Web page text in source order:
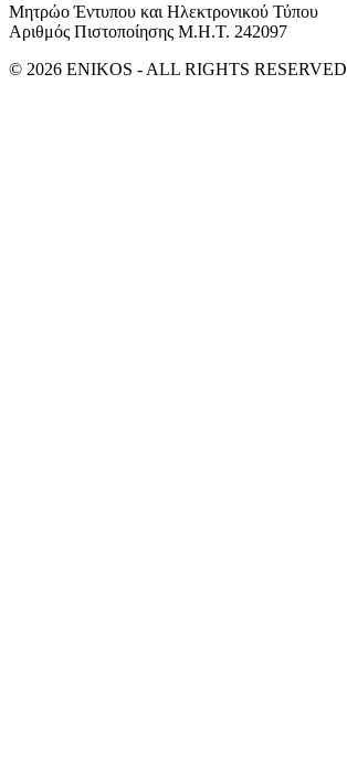
Μητρώο Έντυπου και Ηλεκτρονικού Τύπου
Αριθμός Πιστοποίησης Μ.Η.Τ. 242097
© 2026 ENIKOS - ALL RIGHTS RESERVED